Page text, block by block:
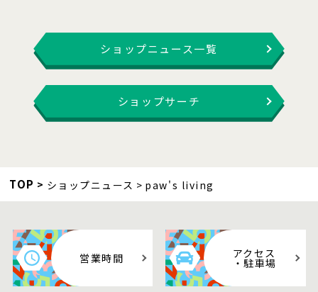
ショップニュース一覧
ショップサーチ
TOP ショップニュース paw's living
営業時間 アクセス
・駐車場